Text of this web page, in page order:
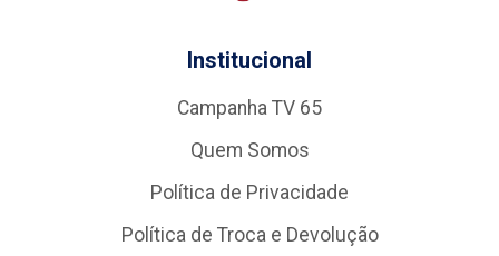
Institucional
Campanha TV 65
Quem Somos
Política de Privacidade
Política de Troca e Devolução